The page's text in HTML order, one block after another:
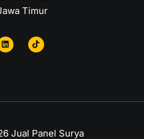
Timur
n
k
e
k
t
o
Jual Panel Surya